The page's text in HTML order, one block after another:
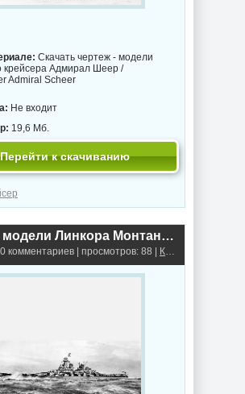
Скачать чертеж - модели
крейсера Адмирал Шеер /
Admiral Scheer
Не входит
19,6 Мб.
Перейти к скачиванию
Чертёж модели Линкора Монтана / battlecruiser USS MONTANA для сборки и историческая справка
0 комментариев | просмотров: 88 | Крейсеры